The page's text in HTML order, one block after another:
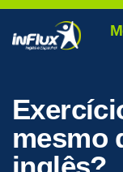
mesmo